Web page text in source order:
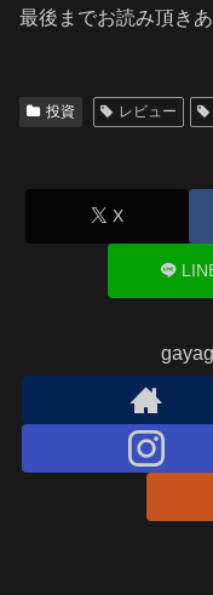
最後までお読み頂き
投資 レビュー
X